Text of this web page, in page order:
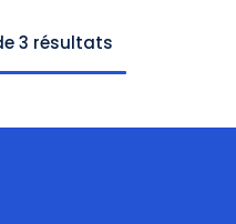
3 résultats